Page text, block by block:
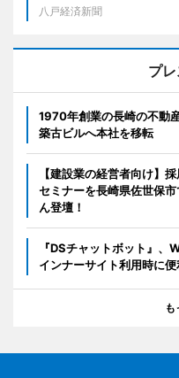
八戸経済新聞
プ
1970年創業の長崎の不動
築古ビルへ本社を移転
【建設業の経営者向け】
セミナーを長崎県佐世保
ん登壇！
『DSチャットボット』
インナーサイト利用時に
も